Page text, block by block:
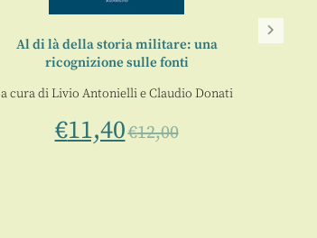
Al di là della storia militare: una
ricognizione sulle fonti
a cura diLivio AntoniellieClaudio Donati
€11,40€12,00